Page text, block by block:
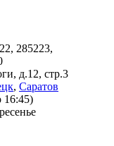
285223,
д.12, стр.3
, Саратов
16:45)